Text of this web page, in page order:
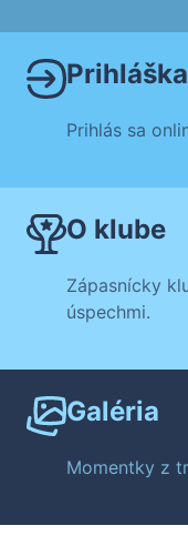
Prihláška
Prihlás sa
O klube
Zápasnícky
úspechmi.
Galéria
Momentky z